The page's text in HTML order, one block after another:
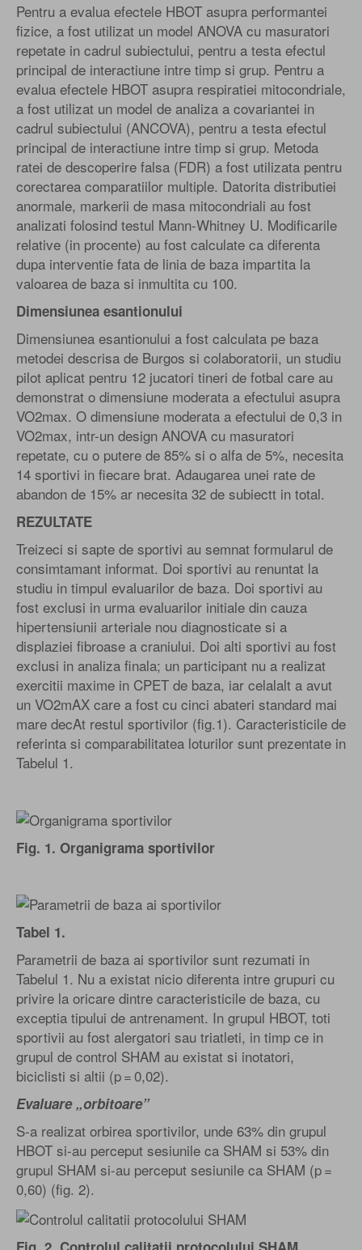
Pentru a evalua efectele HBOT asupra performantei
fizice, a fost utilizat un model ANOVA cu masuratori
repetate in cadrul subiectului, pentru a testa efectul
principal de interactiune intre timp si grup. Pentru a
evalua efectele HBOT asupra respiratiei mitocondriale,
a fost utilizat un model de analiza a covariantei in
cadrul subiectului (ANCOVA), pentru a testa efectul
principal de interactiune intre timp si grup. Metoda
ratei de descoperire falsa (FDR) a fost utilizata pentru
corectarea comparatiilor multiple. Datorita distributiei
anormale, markerii de masa mitocondriali au fost
analizati folosind testul Mann-Whitney U. Modificarile
relative (in procente) au fost calculate ca diferenta
dupa interventie fata de linia de baza impartita la
valoarea de baza si inmultita cu 100.
Dimensiunea esantionului
Dimensiunea esantionului a fost calculata pe baza
metodei descrisa de Burgos si colaboratorii, un studiu
pilot aplicat pentru 12 jucatori tineri de fotbal care au
demonstrat o dimensiune moderata a efectului asupra
VO2max. O dimensiune moderata a efectului de 0,3 in
VO2max, intr-un design ANOVA cu masuratori
repetate, cu o putere de 85% si o alfa de 5%, necesita
14 sportivi in fiecare brat. Adaugarea unei rate de
abandon de 15% ar necesita 32 de subiectt in total.
REZULTATE
Treizeci si sapte de sportivi au semnat formularul de
consimtamant informat. Doi sportivi au renuntat la
studiu in timpul evaluarilor de baza. Doi sportivi au
fost exclusi in urma evaluarilor initiale din cauza
hipertensiunii arteriale nou diagnosticate si a
displaziei fibroase a craniului. Doi alti sportivi au fost
exclusi in analiza finala; un participant nu a realizat
exercitii maxime in CPET de baza, iar celalalt a avut
un VO2mAX care a fost cu cinci abateri standard mai
mare decAt restul sportivilor (fig.1). Caracteristicile de
referinta si comparabilitatea loturilor sunt prezentate in
Tabelul 1.
Fig. 1. Organigrama sportivilor
Tabel 1.
Parametrii de baza ai sportivilor sunt rezumati in
Tabelul 1. Nu a existat nicio diferenta intre grupuri cu
privire la oricare dintre caracteristicile de baza, cu
exceptia tipului de antrenament. In grupul HBOT, toti
sportivii au fost alergatori sau triatleti, in timp ce in
grupul de control SHAM au existat si inotatori,
biciclisti si altii (p = 0,02).
Evaluare „orbitoare”
S-a realizat orbirea sportivilor, unde 63% din grupul
HBOT si-au perceput sesiunile ca SHAM si 53% din
grupul SHAM si-au perceput sesiunile ca SHAM (p =
0,60) (fig. 2).